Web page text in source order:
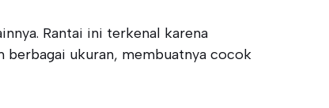
Rantai ini terkenal karena
berbagai ukuran, membuatnya cocok